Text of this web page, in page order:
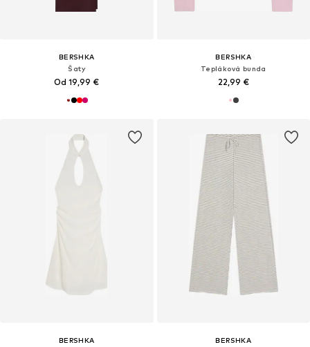
BERSHKA
Šaty
Od 19,99 €
BERSHKA
Tepláková bunda
22,99 €
BERSHKA
BERSHKA